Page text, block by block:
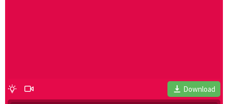
Download